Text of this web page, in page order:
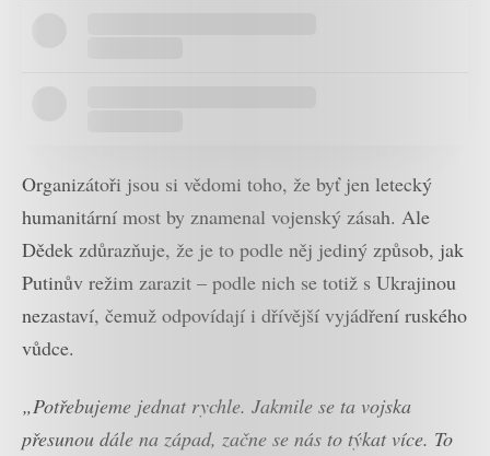
Organizátoři jsou si vědomi toho, že byť jen letecký
humanitární most by znamenal vojenský zásah. Ale
Dědek zdůrazňuje, že je to podle něj jediný způsob, jak
Putinův režim zarazit – podle nich se totiž s Ukrajinou
nezastaví, čemuž odpovídají i dřívější vyjádření ruského
vůdce.
„Potřebujeme jednat rychle. Jakmile se ta vojska
přesunou dále na západ, začne se nás to týkat více. To